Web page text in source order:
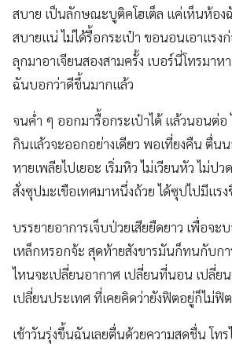
สบาย เป็นลักษณะบูติคโฮเต็ล แค่เห็นห้อง
สบายแน่ ไม่ได้รื้อกระเป๋า ขอนอนเอาแรง
ลุกมาอาเจียนสองสามครั้ง เบอร์นี่โทรมาห
ฉันบอกว่าดีขึ้นมากแล้ว
จนค่ำ ๆ ออกมารื้อกระเป๋าได้ แล้วนอนต่อ
กินแล้วจะออกอย่างเดียว พอเที่ยงคืน ตื่น
หายเพลียไปเยอะ เริ่มหิว ไม่เวียนหัว ไม่ปว
สั่งซุปมะเขือเทศมาหนึ่งถ้วย ได้ซุปไปมีแร
บรรยายอาการเจ็บป่วยเสียยืดยาว เพื่อจ
เหล็กหรอกจ้ะ สุดท้ายสังขารมันก็ทนกับกา
ไหนจะเปลี่ยนอากาศ เปลี่ยนที่นอน เปลี่ย
เปลี่ยนประเทศ ที่เคยคิดว่ายังฟิตอยู่ก็ไม่ฟิ
เช้าวันรุ่งขึ้นฉันเลยตื่นด้วยความสดชื่น โท